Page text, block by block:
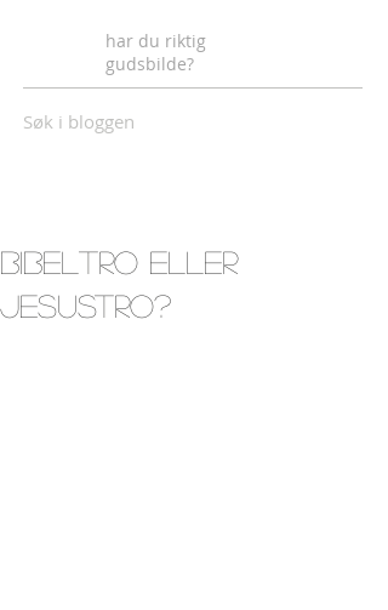
Søk i bloggen
har du riktig
gudsbilde?
Bibeltro eller
Jesustro?